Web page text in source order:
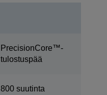
PrecisionCore™-
tulostuspää
800 suutinta